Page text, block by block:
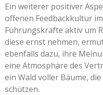
Ein weiterer positiver
offenen Feedbackkultur
Führungskräfte aktiv um
diese ernst nehmen,
ebenfalls dazu, ihre
eine Atmosphäre des
ein Wald voller Bäume,
schützen.